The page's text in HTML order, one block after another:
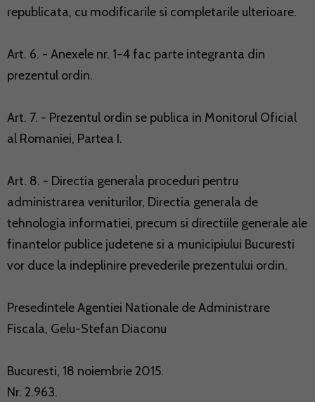
republicata, cu modificarile si completarile ulterioare.
Art. 6. - Anexele nr. 1-4 fac parte integranta din
prezentul ordin.
Art. 7. - Prezentul ordin se publica in Monitorul Oficial
al Romaniei, Partea I.
Art. 8. - Directia generala proceduri pentru
administrarea veniturilor, Directia generala de
tehnologia informatiei, precum si directiile generale ale
finantelor publice judetene si a municipiului Bucuresti
vor duce la indeplinire prevederile prezentului ordin.
Presedintele Agentiei Nationale de Administrare
Fiscala, Gelu-Stefan Diaconu
Bucuresti, 18 noiembrie 2015.
Nr. 2.963.